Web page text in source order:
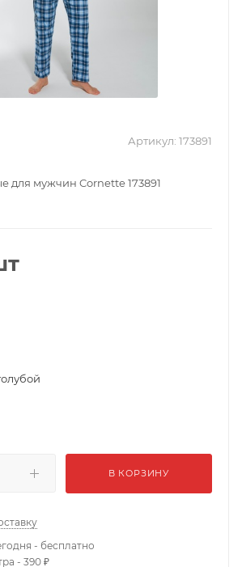
Артикул: 173891
мужчин Cornette 173891
В КОРЗИНУ
- бесплатно
- 390 ₽